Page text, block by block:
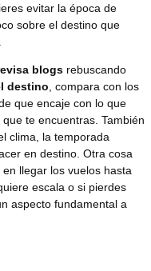
evitar la época de
sobre el destino que
blogs rebuscando
destino , compara con los
que encaje con lo que
te encuentras. También
clima, la temporada
en destino. Otra cosa
llegar los vuelos hasta
escala o si pierdes
aspecto fundamental a